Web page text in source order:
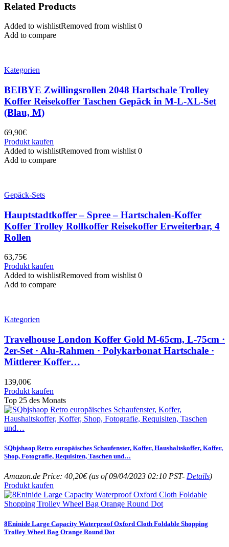
Related Products
Added to wishlistRemoved from wishlist 0
Add to compare
Kategorien
BEIBYE Zwillingsrollen 2048 Hartschale Trolley
Koffer Reisekoffer Taschen Gepäck in M-L-XL-Set
(Blau, M)
69,90€
Produkt kaufen
Added to wishlistRemoved from wishlist 0
Add to compare
Gepäck-Sets
Hauptstadtkoffer – Spree – Hartschalen-Koffer
Koffer Trolley Rollkoffer Reisekoffer Erweiterbar, 4
Rollen
63,75€
Produkt kaufen
Added to wishlistRemoved from wishlist 0
Add to compare
Kategorien
Travelhouse London Koffer Gold M-65cm, L-75cm ·
2er-Set · Alu-Rahmen · Polykarbonat Hartschale ·
Mittlerer Koffer…
139,00€
Produkt kaufen
Top 25 des Monats
SQbjshaop Retro europäisches Schaufenster, Koffer, Haushaltskoffer, Koffer,
Shop, Fotografie, Requisiten, Taschen und…
Amazon.de Price: 40,20€(as of 09/04/2023 02:10 PST- Details)
Produkt kaufen
8Eninide Large Capacity Waterproof Oxford Cloth Foldable Shopping
Trolley Wheel Bag Orange Round Dot